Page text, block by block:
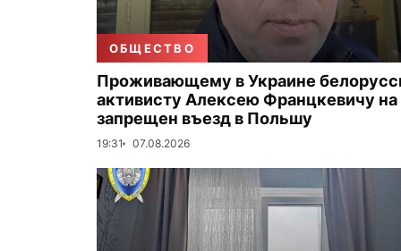
ОБЩЕСТВО
Проживающему в Украине
активисту Алексею Францкевичу на
запрещен въезд в Польшу
19:31 07.08.2026